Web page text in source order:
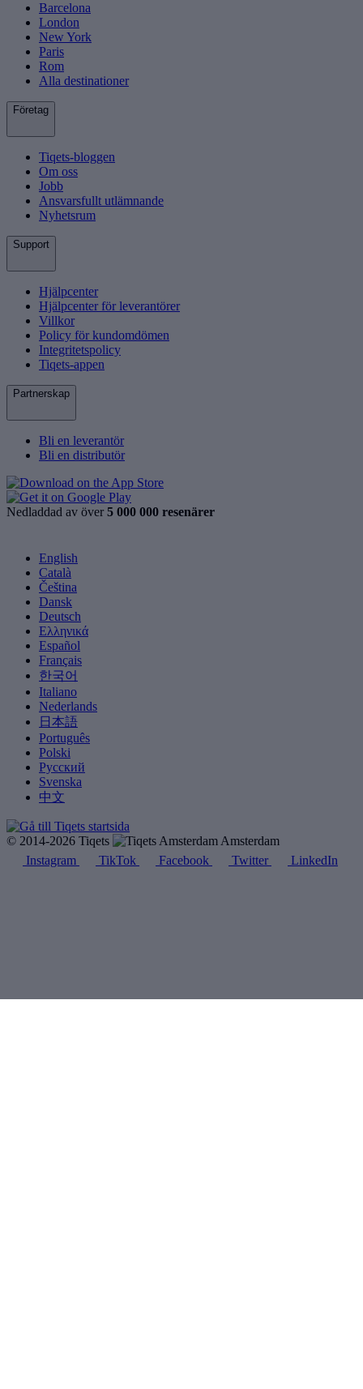
Barcelona
London
New York
Paris
Rom
Alla destinationer
Företag
Tiqets-bloggen
Om oss
Jobb
Ansvarsfullt utlämnande
Nyhetsrum
Support
Hjälpcenter
Hjälpcenter för leverantörer
Villkor
Policy för kundomdömen
Integritetspolicy
Tiqets-appen
Partnerskap
Bli en leverantör
Bli en distributör
Nedladdad av över 5 000 000 resenärer
English
Català
Čeština
Dansk
Deutsch
Ελληνικά
Español
Français
한국어
Italiano
Nederlands
日本語
Português
Polski
Русский
Svenska
中文
© 2014-2026 Tiqets
Amsterdam
Instagram
TikTok Facebook Twitter LinkedIn